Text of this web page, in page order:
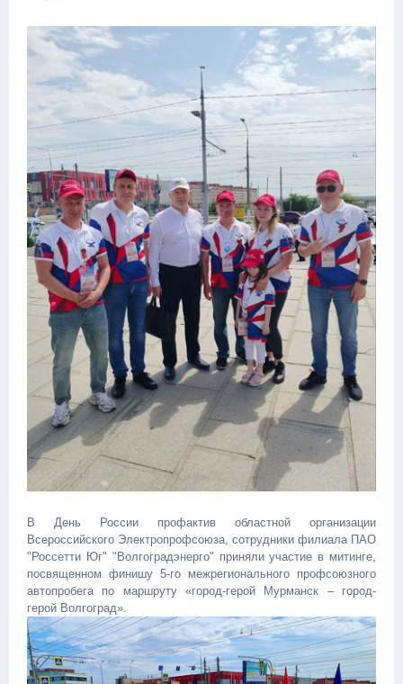
В День России профактив областной организации
Всероссийского Электропрофсоюза, сотрудники филиала ПАО
"Россетти Юг" "Волгоградэнерго" приняли участие в митинге,
посвященном финишу 5-го межрегионального профсоюзного
автопробега по маршруту «город-герой Мурманск – город-
герой Волгоград».